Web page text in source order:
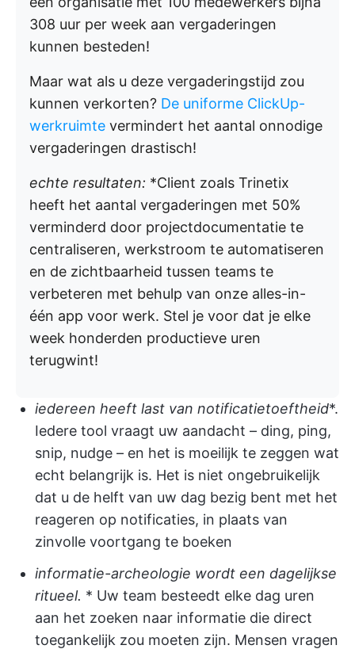
308 uur per week aan vergaderingen
kunnen besteden!
Maar wat als u deze vergaderingstijd zou
kunnen verkorten? De uniforme ClickUp-
werkruimte vermindert het aantal onnodige
vergaderingen drastisch!
echte resultaten: *Client zoals Trinetix
heeft het aantal vergaderingen met 50%
verminderd door projectdocumentatie te
centraliseren, werkstroom te automatiseren
en de zichtbaarheid tussen teams te
verbeteren met behulp van onze alles-in-
één app voor werk. Stel je voor dat je elke
week honderden productieve uren
terugwint!
iedereen heeft last van notificatietoeftheid*.
Iedere tool vraagt uw aandacht – ding, ping,
snip, nudge – en het is moeilijk te zeggen wat
echt belangrijk is. Het is niet ongebruikelijk
dat u de helft van uw dag bezig bent met het
reageren op notificaties, in plaats van
zinvolle voortgang te boeken
informatie-archeologie wordt een dagelijkse
ritueel. * Uw team besteedt elke dag uren
aan het zoeken naar informatie die direct
toegankelijk zou moeten zijn. Mensen vragen